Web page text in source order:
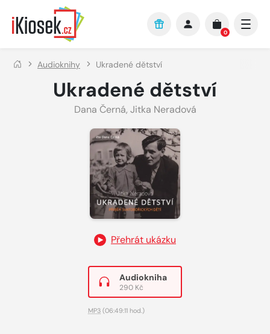
Přejít na hlavní obsah
0
Audioknihy Ukradené dětství
Ukradené dětství
Dana Černá, Jitka Neradová
Přehrát ukázku
Audiokniha
290 Kč
MP3 (06:49:11 hod.)